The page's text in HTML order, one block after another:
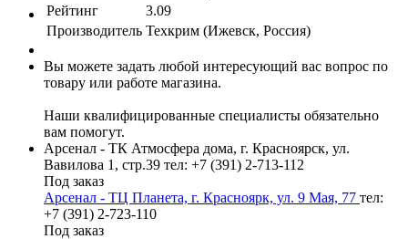
Рейтинг
3.09
Производитель Техкрим (Ижевск, Россия)
Вы можете задать любой интересующий вас вопрос по
товару или работе магазина.
Наши квалифицированные специалисты обязательно
вам помогут.
Арсенал - ТК Атмосфера дома, г. Красноярск, ул.
Вавилова 1, стр.39 тел: +7 (391) 2-713-112
Под заказ
Арсенал - ТЦ Планета, г. Красноярк, ул. 9 Мая, 77 тел:
+7 (391) 2-723-110
Под заказ